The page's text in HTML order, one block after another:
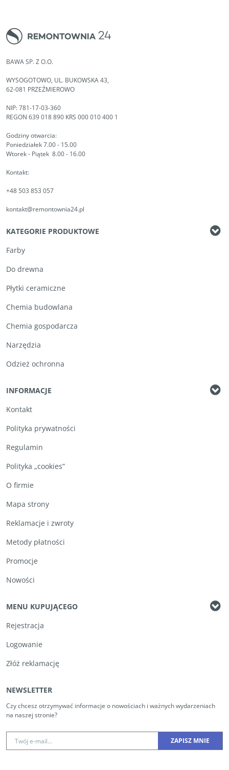
BAWA SP. Z O.O.
WYSOGOTOWO, UL. BUKOWSKA 43,
62-081 PRZEŹMIEROWO
NIP: 781-17-03-360
REGON 639 018 890 KRS 000 010 400 1
Godziny otwarcia:
Poniedziałek 7.00 - 15.00
Wtorek - Piątek 8.00 - 16.00
Kontakt:
+48 503 853 057
kontakt@remontownia24.pl
KATEGORIE PRODUKTOWE
Farby
Do drewna
Płytki ceramiczne
Chemia budowlana
Chemia gospodarcza
Narzędzia
Odzież ochronna
INFORMACJE
Kontakt
Polityka prywatności
Regulamin
Polityka „cookies”
O firmie
Mapa strony
Reklamacje i zwroty
Metody płatności
Promocje
Nowości
MENU KUPUJĄCEGO
Rejestracja
Logowanie
Złóż reklamację
NEWSLETTER
Czy chcesz otrzymywać informacje o nowościach i ważnych wydarzeniach
na naszej stronie?